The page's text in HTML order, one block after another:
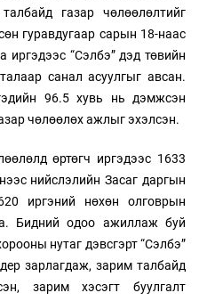
газар чөлөөлөлтийг
гуравдугаар сарын 18-наас
иргэдээс “Сэлбэ” дэд төвийн
санал асуулгыг авсан.
96.5 хувь нь дэмжсэн
чөлөөлөх ажлыг эхэлсэн.
өртөгч иргэдээс 1633
нийслэлийн Засаг даргын
иргэний нөхөн олговрын
Бидний одоо ажиллаж буй
нутаг дэвсгэрт “Сэлбэ”
зарлагдаж, зарим талбайд
зарим хэсэгт буулгалт